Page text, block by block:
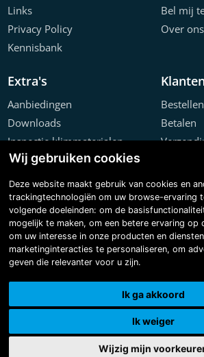
Links
Privacy Policy
Kennisbank
Bel mij
Over ons
Extra's
Aanbiedingen
Downloads
Inspectie klimmaterialen
Offerte configurator
Projecten
Bestellen
Betalen
Klachten
| Powered byBO
3D tour
Wij gebruiken cookies
Deze website maakt gebruik van cookies en
trackingtechnologiën om uw browse-ervaring
volgende doeleinden: om de
mogelijk te maken, om een betere ervaring op
om uw interesse in onze producten en
marketinginteracties te personaliseren, om
geven die relevanter voor u zijn.
Ik ga akkoord
Ik weiger
Wijzig mijn